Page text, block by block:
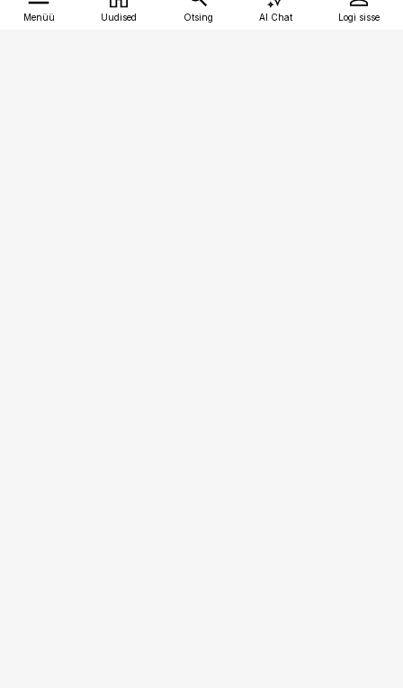
Menüü Uudised Otsing AI Chat Logi sisse